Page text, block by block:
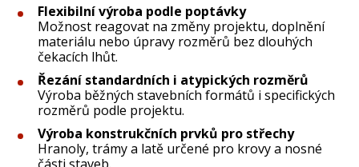
Flexibilní výroba podle poptávky
Možnost reagovat na změny projektu, doplnění
materiálu nebo úpravy rozměrů bez dlouhých
čekacích lhůt.
Řezání standardních i atypických rozměrů
Výroba běžných stavebních formátů i specifických
rozměrů podle projektu.
Výroba konstrukčních prvků pro střechy
Hranoly, trámy a latě určené pro krovy a nosné